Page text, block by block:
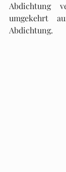
Abdichtung
umgekehrt
Abdichtung.